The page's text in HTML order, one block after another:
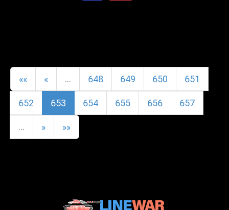
«« « … 648 649 650 651
652 653 654 655 656 657
… » »»